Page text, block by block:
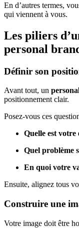
En d’autres termes,
qui viennent à vous.
Les piliers
personal
Définir son
Avant tout, un
positionnement clair.
Posez-vous ces
Quelle est
Quel problème
En quoi votre
Ensuite, alignez tous
Construire une
Votre image doit être